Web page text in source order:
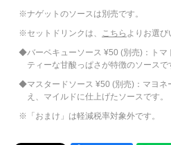
※ナゲットのソースは別売です。
※セットドリンクは、 こちら よりお選び
◆バーベキューソース ¥50 (別売)：トマ
ティーな甘酸っぱさが特徴のソースで
◆マスタードソース ¥50 (別売)：マヨネ
え、マイルドに仕上げたソースです。
※「おまけ」は軽減税率対象外です。